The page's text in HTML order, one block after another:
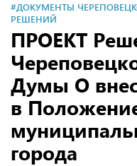
#ДОКУМЕНТЫ
РЕШЕНИЙ
ПРОЕКТ
Думы О
в
города